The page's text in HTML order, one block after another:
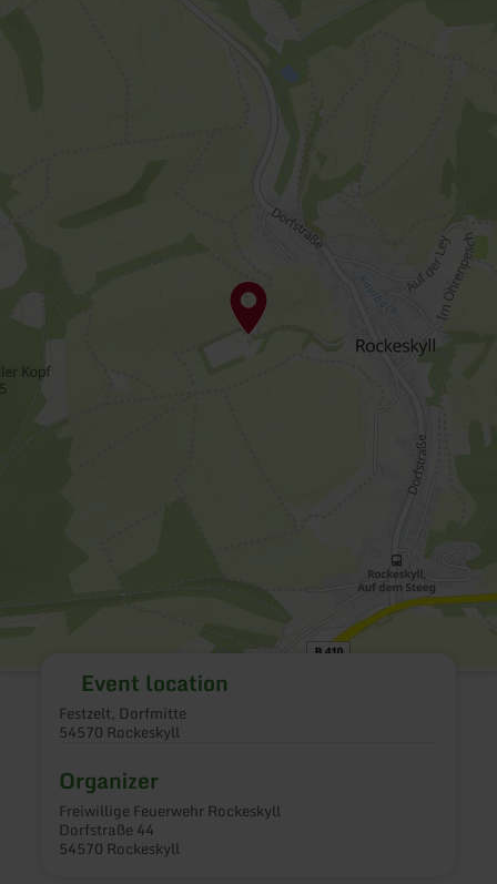
Event location
Festzelt, Dorfmitte
54570 Rockeskyll
Organizer
Freiwillige Feuerwehr Rockeskyll
Dorfstraße 44
54570 Rockeskyll